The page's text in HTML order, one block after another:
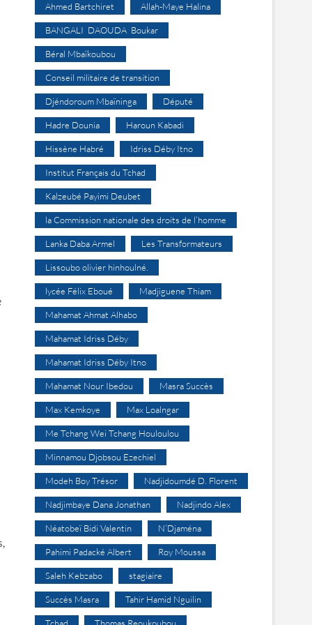
Ahmed Bartchiret Allah-Maye Halina
BANGALI DAOUDA Boukar
Béral Mbaïkoubou
Conseil militaire de transition
Djéndoroum Mbaïninga Député
Hadre Dounia Haroun Kabadi
Hissène Habré Idriss Déby Itno
Institut Français du Tchad
Kalzeubé Payimi Deubet
la Commission nationale des droits de l’homme
Lanka Daba Armel Les Transformateurs
Lissoubo olivier hinhoulné.
lycée Félix Eboué Madjiguene Thiam
Mahamat Ahmat Alhabo
Mahamat Idriss Déby
Mahamat Idriss Déby Itno
Mahamat Nour Ibedou Masra Succès
Max Kemkoye Max Loalngar
Me Tchang Wei Tchang Houloulou
Minnamou Djobsou Ezechiel
Modeh Boy Trésor Nadjidoumdé D. Florent
Nadjimbaye Dana Jonathan Nadjindo Alex
Néatobeï Bidi Valentin N’Djaména
Pahimi Padacké Albert Roy Moussa
Saleh Kebzabo stagiaire
Succès Masra Tahir Hamid Nguilin